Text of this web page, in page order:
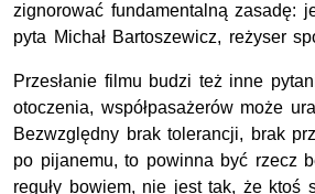
zignorować fundamentalną zasadę:
pyta Michał Bartoszewicz, reżyser
Przesłanie filmu budzi też inne
otoczenia, współpasażerów może
Bezwzględny brak tolerancji, brak
po pijanemu, to powinna być rzecz
reguły bowiem, nie jest tak, że ktoś